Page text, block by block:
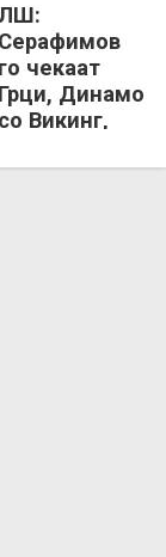
Серафимов
го чекаат
Грци, Динамо
со Викинг,